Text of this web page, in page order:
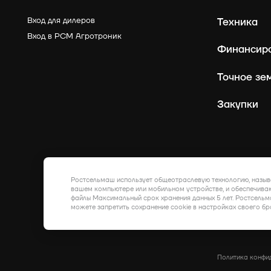
Вход для дилеров
Вход в РСМ Агротроник
Техника
Точное
Закупки
Политика
Ростсельмаш использует общеотраслевую технологию,
вашем компьютере или мобильном устройстве, и
файлы Максимальный срок хранения данных 5 лет.
можете запретить сохранение cookie в настройках своего